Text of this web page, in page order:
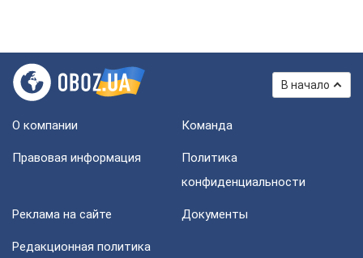
В начало
О компании Команда
Правовая информация
Политика
конфиденциальности
Реклама на сайте Документы
Редакционная политика